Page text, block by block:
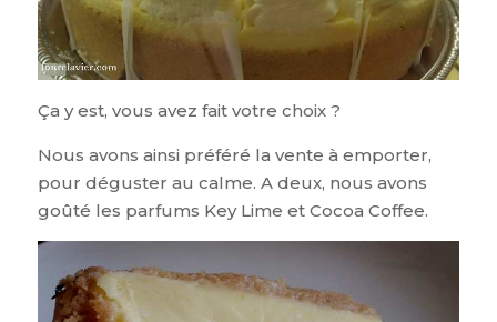
Ça y est, vous avez fait votre choix ?
Nous avons ainsi préféré la vente à emporter,
pour déguster au calme. A deux, nous avons
goûté les parfums Key Lime et Cocoa Coffee.